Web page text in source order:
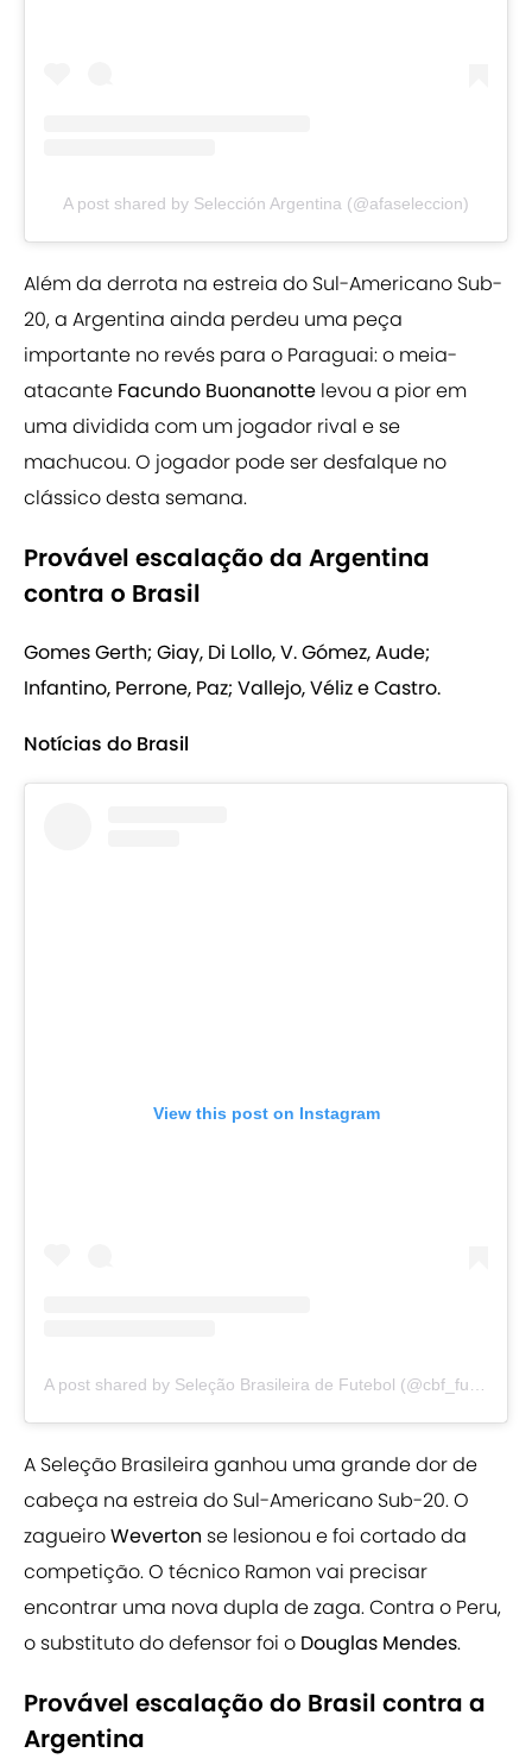
A post shared by Selección Argentina (@afaseleccion)
Além da derrota na estreia do Sul-Americano Sub-
20, a Argentina ainda perdeu uma peça
importante no revés para o Paraguai: o meia-
atacante Facundo Buonanotte levou a pior em
uma dividida com um jogador rival e se
machucou. O jogador pode ser desfalque no
clássico desta semana.
Provável escalação da Argentina
contra o Brasil
Gomes Gerth; Giay, Di Lollo, V. Gómez, Aude;
Infantino, Perrone, Paz; Vallejo, Véliz e Castro.
Notícias do Brasil
View this post on Instagram
A post shared by Seleção Brasileira de Futebol (@cbf_futebol)
A Seleção Brasileira ganhou uma grande dor de
cabeça na estreia do Sul-Americano Sub-20. O
zagueiroWeverton se lesionou e foi cortado da
competição. O técnico Ramon vai precisar
encontrar uma nova dupla de zaga. Contra o Peru,
o substituto do defensor foi o Douglas Mendes.
Provável escalação do Brasil contra a
Argentina